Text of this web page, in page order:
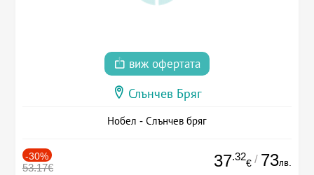
виж офертата
Слънчев Бряг
Нобел - Слънчев бряг
-30%
53.17€ 37.32
€ / 73лв.